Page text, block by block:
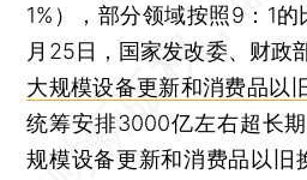
1%），部分领域按照9：1
月25日，国家发改委、财政
大规模设备更新和消费品以
统筹安排3000亿左右超长
规模设备更新和消费品以旧